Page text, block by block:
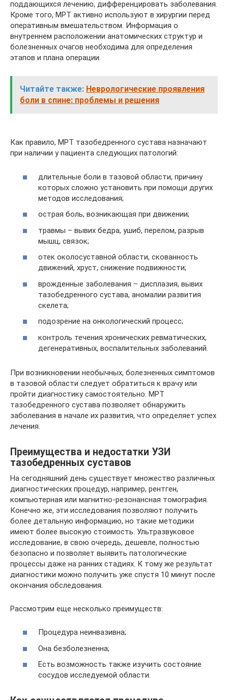
поддающихся лечению, дифференцировать заболевания.
Кроме того, МРТ активно используют в хирургии перед
оперативным вмешательством. Информация о
внутреннем расположении анатомических структур и
болезненных очагов необходима для определения
этапов и плана операции.
Читайте также: Неврологические проявления
боли в спине: проблемы и решения
Как правило, МРТ тазобедренного сустава назначают
при наличии у пациента следующих патологий:
длительные боли в тазовой области, причину
которых сложно установить при помощи других
методов исследования;
острая боль, возникающая при движении;
травмы – вывих бедра, ушиб, перелом, разрыв
мышц, связок;
отек околосуставной области, скованность
движений, хруст, снижение подвижности;
врожденные заболевания – дисплазия, вывих
тазобедренного сустава, аномалии развития
скелета;
подозрение на онкологический процесс;
контроль течения хронических ревматических,
дегенеративных, воспалительных заболеваний.
При возникновении необычных, болезненных симптомов
в тазовой области следует обратиться к врачу или
пройти диагностику самостоятельно. МРТ
тазобедренного сустава позволяет обнаружить
заболевания в начале их развития, что определяет успех
лечения.
Преимущества и недостатки УЗИ
тазобедренных суставов
На сегодняшний день существует множество различных
диагностических процедур, например, рентген,
компьютерная или магнитно-резонансная томография.
Конечно же, эти исследования позволяют получить
более детальную информацию, но такие методики
имеют более высокую стоимость. Ультразвуковое
исследование, в свою очередь, дешевле, полностью
безопасно и позволяет выявить патологические
процессы даже на ранних стадиях. К тому же результат
диагностики можно получить уже спустя 10 минут после
окончания обследования.
Рассмотрим еще несколько преимуществ:
Процедура неинвазивна;
Она безболезненна;
Есть возможность также изучить состояние
сосудов исследуемой области.